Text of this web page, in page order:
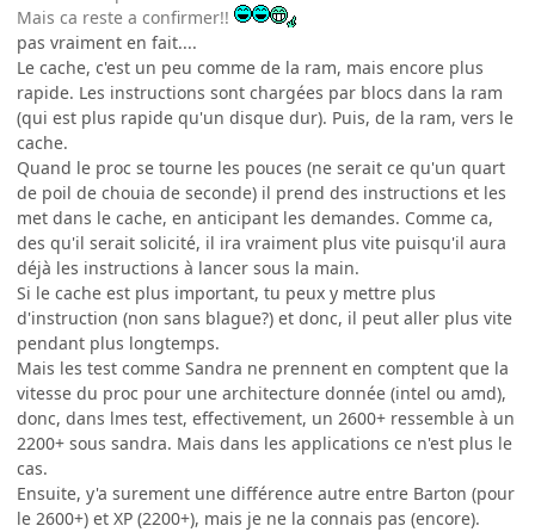
Mais ca reste a confirmer!!
pas vraiment en fait....
Le cache, c'est un peu comme de la ram, mais encore plus
rapide. Les instructions sont chargées par blocs dans la ram
(qui est plus rapide qu'un disque dur). Puis, de la ram, vers le
cache.
Quand le proc se tourne les pouces (ne serait ce qu'un quart
de poil de chouia de seconde) il prend des instructions et les
met dans le cache, en anticipant les demandes. Comme ca,
des qu'il serait solicité, il ira vraiment plus vite puisqu'il aura
déjà les instructions à lancer sous la main.
Si le cache est plus important, tu peux y mettre plus
d'instruction (non sans blague?) et donc, il peut aller plus vite
pendant plus longtemps.
Mais les test comme Sandra ne prennent en comptent que la
vitesse du proc pour une architecture donnée (intel ou amd),
donc, dans lmes test, effectivement, un 2600+ ressemble à un
2200+ sous sandra. Mais dans les applications ce n'est plus le
cas.
Ensuite, y'a surement une différence autre entre Barton (pour
le 2600+) et XP (2200+), mais je ne la connais pas (encore).